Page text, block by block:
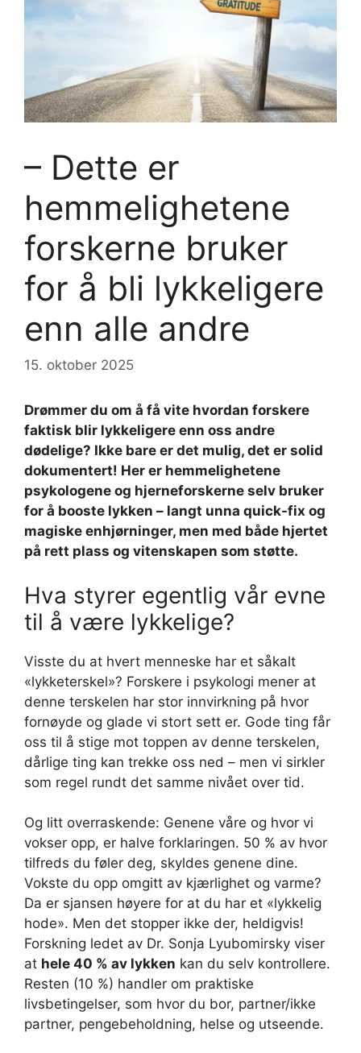
– Dette er
hemmelighetene
forskerne bruker
for å bli lykkeligere
enn alle andre
15. oktober 2025
Drømmer du om å få vite hvordan forskere
faktisk blir lykkeligere enn oss andre
dødelige? Ikke bare er det mulig, det er solid
dokumentert! Her er hemmelighetene
psykologene og hjerneforskerne selv bruker
for å booste lykken – langt unna quick-fix og
magiske enhjørninger, men med både hjertet
på rett plass og vitenskapen som støtte.
Hva styrer egentlig vår evne
til å være lykkelige?
Visste du at hvert menneske har et såkalt
«lykketerskel»? Forskere i psykologi mener at
denne terskelen har stor innvirkning på hvor
fornøyde og glade vi stort sett er. Gode ting får
oss til å stige mot toppen av denne terskelen,
dårlige ting kan trekke oss ned – men vi sirkler
som regel rundt det samme nivået over tid.
Og litt overraskende: Genene våre og hvor vi
vokser opp, er halve forklaringen. 50 % av hvor
tilfreds du føler deg, skyldes genene dine.
Vokste du opp omgitt av kjærlighet og varme?
Da er sjansen høyere for at du har et «lykkelig
hode». Men det stopper ikke der, heldigvis!
Forskning ledet av Dr. Sonja Lyubomirsky viser
at hele 40 % av lykken kan du selv kontrollere.
Resten (10 %) handler om praktiske
livsbetingelser, som hvor du bor, partner/ikke
partner, pengebeholdning, helse og utseende.